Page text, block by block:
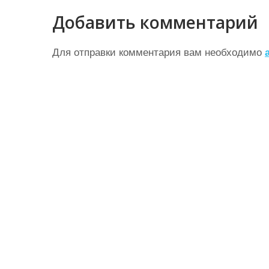
в
и
г
Добавить комментарий
Для отправки комментария вам необходимо